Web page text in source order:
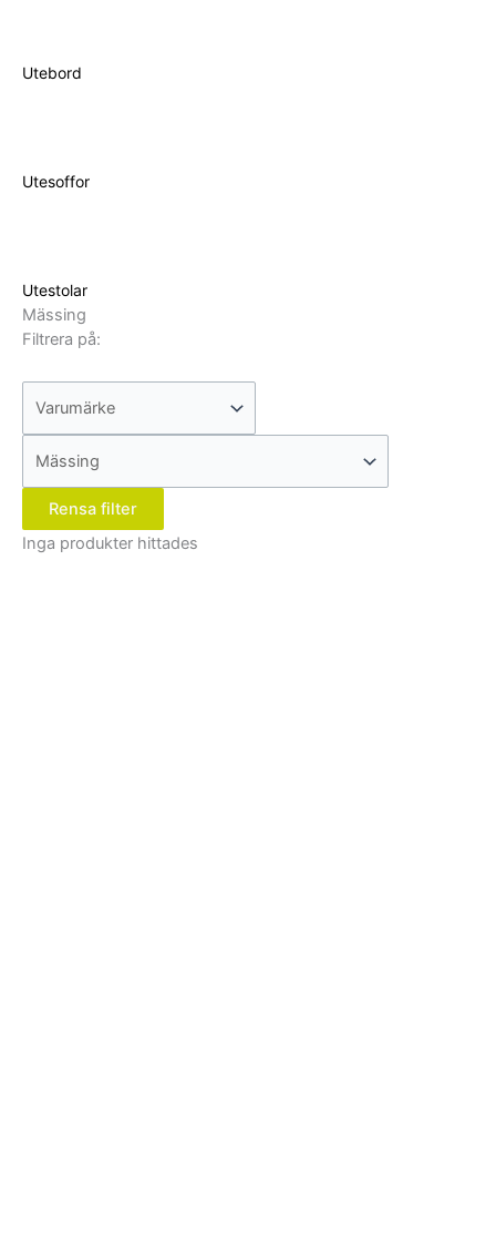
Utebord
Utesoffor
Utestolar
Mässing
Filtrera på:
Rensa filter
Inga produkter hittades